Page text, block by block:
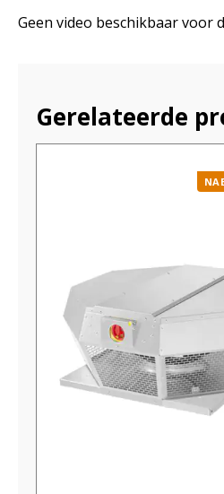
Geen video beschikbaar voor
Gerelateerde